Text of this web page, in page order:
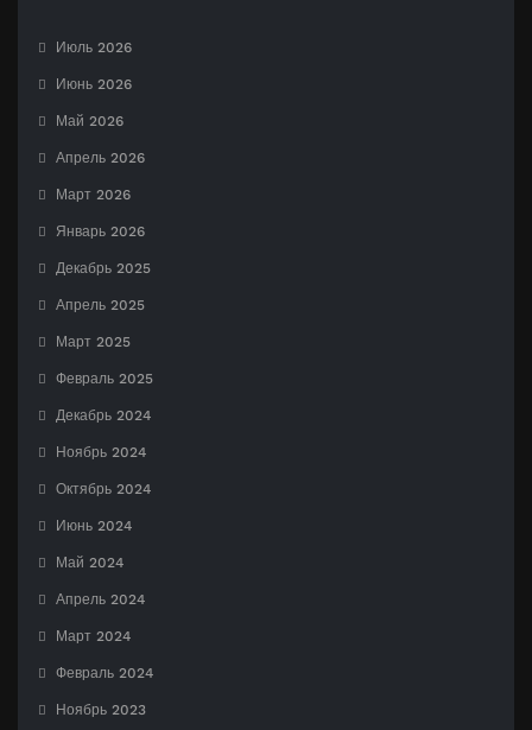
Июль 2026
Июнь 2026
Май 2026
Апрель 2026
Март 2026
Январь 2026
Декабрь 2025
Апрель 2025
Март 2025
Февраль 2025
Декабрь 2024
Ноябрь 2024
Октябрь 2024
Июнь 2024
Май 2024
Апрель 2024
Март 2024
Февраль 2024
Ноябрь 2023